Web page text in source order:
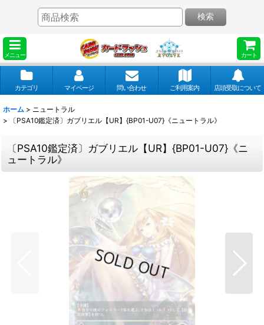
メニュー カート
検索
カテゴリ マイページ 問い合わせ ご利用案内 店頭受取について
ホーム > ニュートラル
>
〔PSA10鑑定済〕ガブリエル【UR】{BP01-U07}《ニュートラル》
〔PSA10鑑定済〕ガブリエル【UR】{BP01-U07}《ニ
ュートラル》